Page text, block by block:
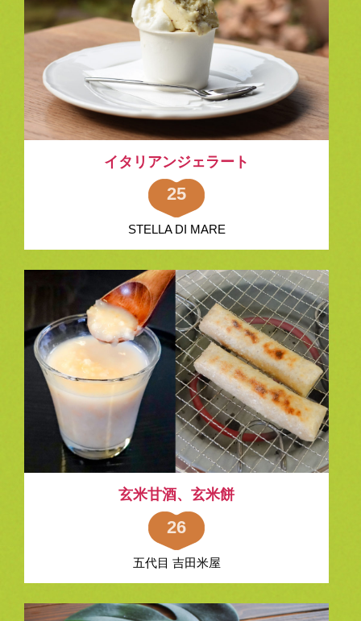
イタリアンジェラート
25
STELLA DI MARE
玄米甘酒、玄米餅
26
五代目 吉田米屋